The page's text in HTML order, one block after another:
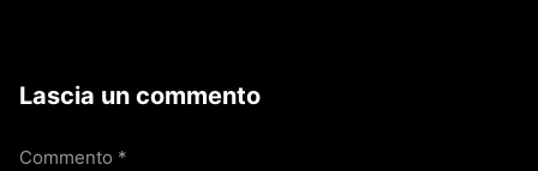
Lascia un commento
Commento *